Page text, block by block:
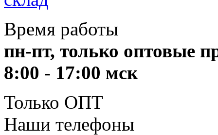
Время работы
пн-пт, только оптовые
8:00 - 17:00 мск
Только ОПТ
Наши телефоны